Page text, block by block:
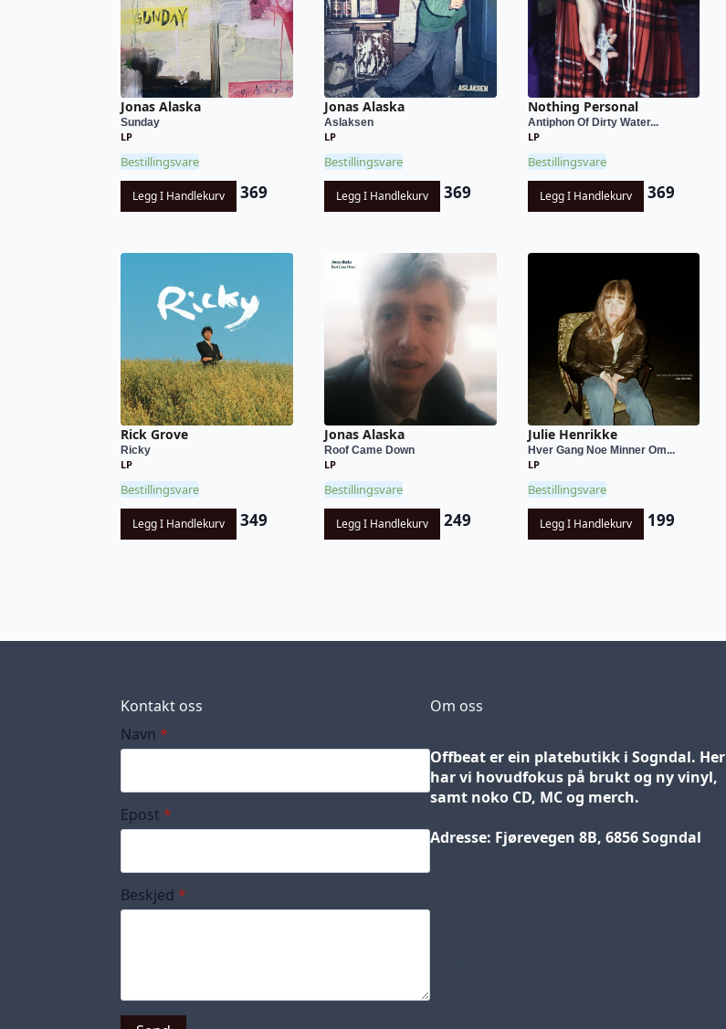
Jonas Alaska
Sunday
LP
Bestillingsvare
Legg I Handlekurv 369
Jonas Alaska
Aslaksen
LP
Bestillingsvare
Legg I Handlekurv 369
Nothing Personal
Antiphon Of Dirty Water...
LP
Bestillingsvare
Legg I Handlekurv 369
Rick Grove
Ricky
LP
Bestillingsvare
Legg I Handlekurv 349
Jonas Alaska
Roof Came Down
LP
Bestillingsvare
Legg I Handlekurv 249
Julie Henrikke
Hver Gang Noe Minner Om...
LP
Bestillingsvare
Legg I Handlekurv 199
Kontakt oss
Navn *
Epost *
Beskjed *
Om oss
Offbeat er ein platebutikk i Sogndal. Her
har vi hovudfokus på brukt og ny vinyl,
samt noko CD, MC og merch.
Adresse: Fjørevegen 8B, 6856 Sogndal
Blog